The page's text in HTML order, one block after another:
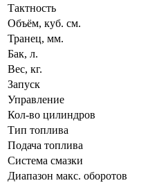
Тактность
Объём, куб. см.
Транец, мм.
Бак, л.
Вес, кг.
Запуск
Управление
Кол-во цилиндров
Тип топлива
Подача топлива
Система смазки
Диапазон макс. оборотов